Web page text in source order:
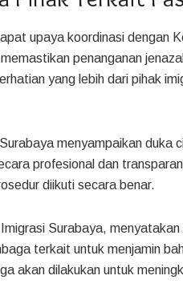
upaya koordinasi dengan
penanganan
yang lebih dari pihak
menyampaikan duka
profesional dan
diikuti secara benar.
Surabaya,
terkait untuk menjamin
akan dilakukan untuk